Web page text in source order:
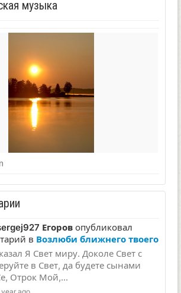
музыка
Егоров опубликовал
в Возлюби ближнего твоего
Я Свет миру. Доколе Свет с
в Свет, да будете сынами
Отрок Мой,...